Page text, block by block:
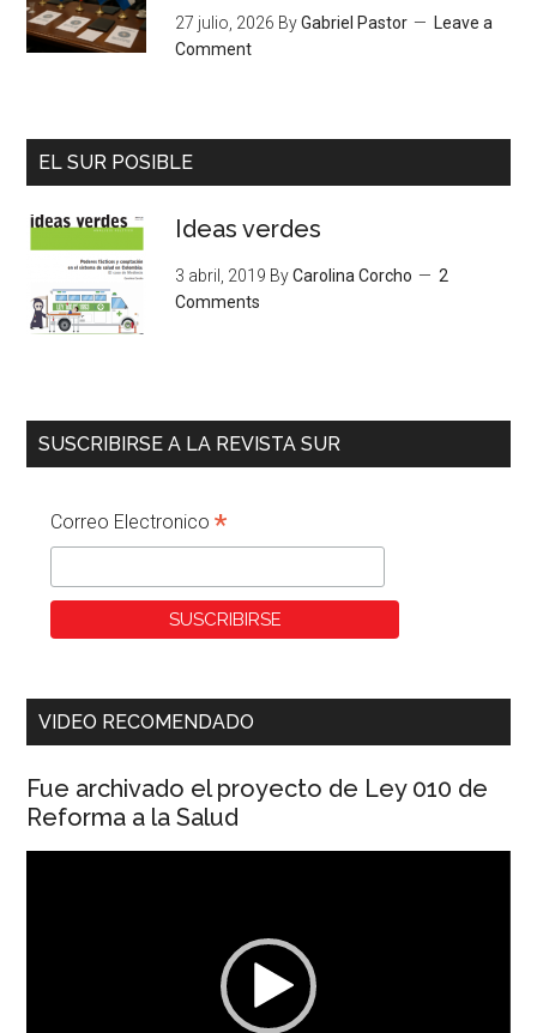
27 julio, 2026 ByGabriel Pastor
Leave a
Comment
EL SUR POSIBLE
Ideas verdes
3 abril, 2019 ByCarolina Corcho
2
Comments
SUSCRIBIRSE A LA REVISTA SUR
Correo Electronico*
VIDEO RECOMENDADO
Fue archivado el proyecto de Ley 010 de
Reforma a la Salud